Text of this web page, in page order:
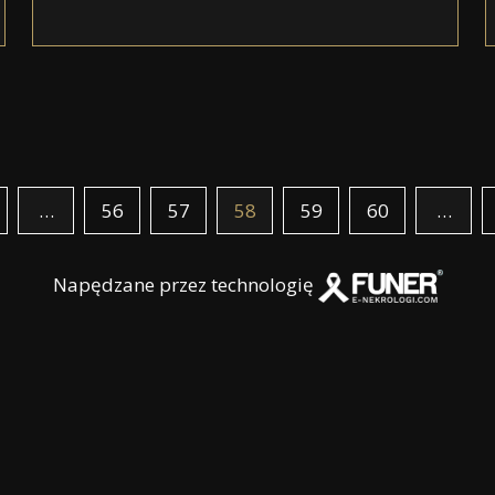
… 56 57 58 59 60 …
Napędzane przez technologię